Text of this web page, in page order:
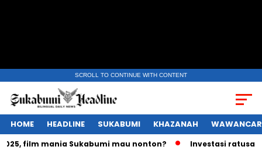
SCROLL TO CONTINUE WITH CONTENT
HOME HEADLINE SUKABUMI KHAZANAH
mania Sukabumi mau nonton? Investasi ratusan